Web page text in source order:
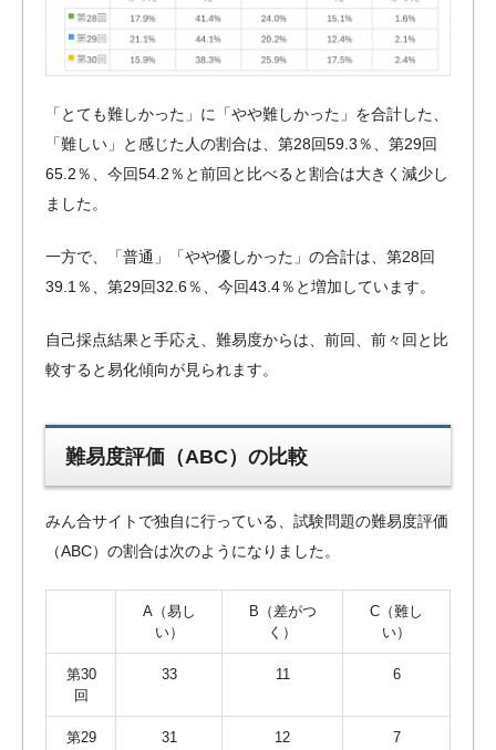
「とても難しかった」に「やや難しかった」を合計した、
「難しい」と感じた人の割合は、第28回59.3％、第29回
65.2％、今回54.2％と前回と比べると割合は大きく減少し
ました。
一方で、「普通」「やや優しかった」の合計は、第28回
39.1％、第29回32.6％、今回43.4％と増加しています。
自己採点結果と手応え、難易度からは、前回、前々回と比
較すると易化傾向が見られます。
難易度評価（ABC）の比較
みん合サイトで独自に行っている、試験問題の難易度評価
（ABC）の割合は次のようになりました。
A（易し
い）
B（差がつ
く）
C（難し
い）
第30
回
33 11 6
第29
31 12 7